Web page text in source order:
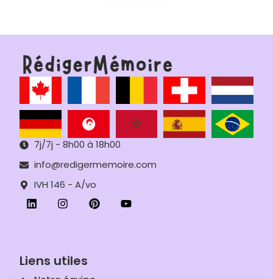
7j/7j - 8h00 à 18h00
info@redigermemoire.com
IVH 146 - A/vo
Liens utiles